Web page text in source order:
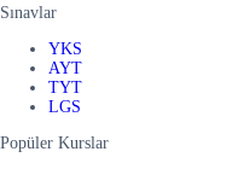
Sınavlar
YKS
AYT
TYT
LGS
Popüler Kurslar